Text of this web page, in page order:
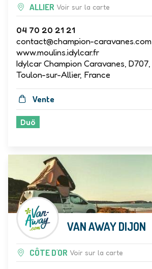
ALLIER Voir sur la carte
04 70 20 21 21
contact@champion-caravanes.com
www.moulins.idylcar.fr
Idylcar Champion Caravanes, D707,
Toulon-sur-Allier, France
Vente
Duö
VAN AWAY DIJON
CÔTE D'OR Voir sur la carte